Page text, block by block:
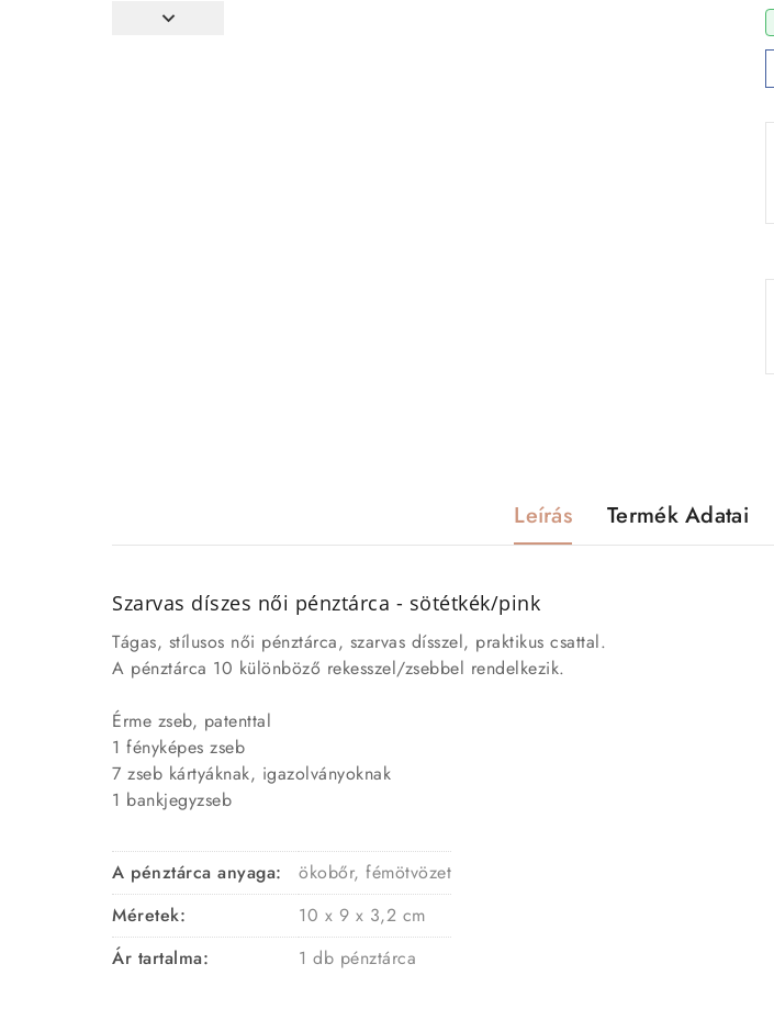
Leírás Termék Adatai
Szarvas díszes női pénztárca - sötétkék/pink
Tágas, stílusos női pénztárca, szarvas dísszel, praktikus csattal.
A pénztárca 10 különböző rekesszel/zsebbel rendelkezik.
Érme zseb, patenttal
1 fényképes zseb
7 zseb kártyáknak, igazolványoknak
1 bankjegyzseb
A pénztárca anyaga:
ökobőr, fémötvözet
Méretek:
10 x 9 x 3,2 cm
Ár tartalma:
1 db pénztárca